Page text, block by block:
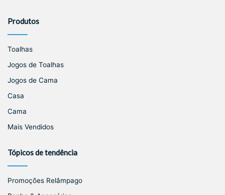
Produtos
Toalhas
Jogos de Toalhas
Jogos de Cama
Casa
Cama
Mais Vendidos
Tópicos de tendência
Promoções Relâmpago